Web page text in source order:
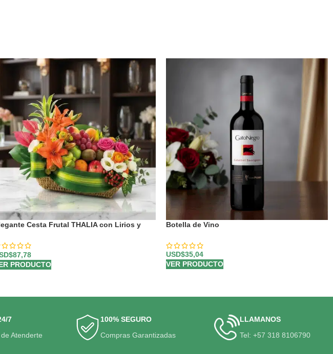
Cesta Frutal THALIA con Lirios y
87,78
PRODUCTO
Botella de Vino
USD$35,04
VER PRODUCTO
7
Atenderte
100% SEGURO
Compras Garantizadas
LLAMANOS
Tel: +57 318 8106790